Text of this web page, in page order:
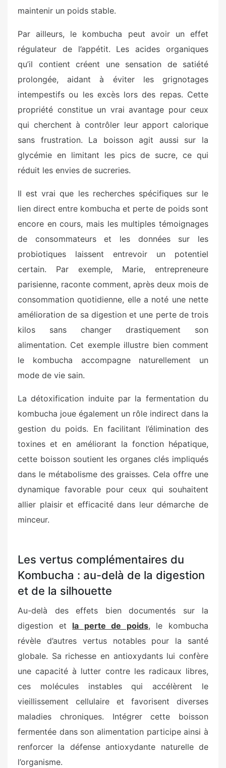
maintenir un poids stable.
Par ailleurs, le kombucha peut avoir un effet
régulateur de l’appétit. Les acides organiques
qu’il contient créent une sensation de satiété
prolongée, aidant à éviter les grignotages
intempestifs ou les excès lors des repas. Cette
propriété constitue un vrai avantage pour ceux
qui cherchent à contrôler leur apport calorique
sans frustration. La boisson agit aussi sur la
glycémie en limitant les pics de sucre, ce qui
réduit les envies de sucreries.
Il est vrai que les recherches spécifiques sur le
lien direct entre kombucha et perte de poids sont
encore en cours, mais les multiples témoignages
de consommateurs et les données sur les
probiotiques laissent entrevoir un potentiel
certain. Par exemple, Marie, entrepreneure
parisienne, raconte comment, après deux mois de
consommation quotidienne, elle a noté une nette
amélioration de sa digestion et une perte de trois
kilos sans changer drastiquement son
alimentation. Cet exemple illustre bien comment
le kombucha accompagne naturellement un
mode de vie sain.
La détoxification induite par la fermentation du
kombucha joue également un rôle indirect dans la
gestion du poids. En facilitant l’élimination des
toxines et en améliorant la fonction hépatique,
cette boisson soutient les organes clés impliqués
dans le métabolisme des graisses. Cela offre une
dynamique favorable pour ceux qui souhaitent
allier plaisir et efficacité dans leur démarche de
minceur.
Les vertus complémentaires du
Kombucha : au-delà de la digestion
et de la silhouette
Au-delà des effets bien documentés sur la
digestion et la perte de poids, le kombucha
révèle d’autres vertus notables pour la santé
globale. Sa richesse en antioxydants lui confère
une capacité à lutter contre les radicaux libres,
ces molécules instables qui accélèrent le
vieillissement cellulaire et favorisent diverses
maladies chroniques. Intégrer cette boisson
fermentée dans son alimentation participe ainsi à
renforcer la défense antioxydante naturelle de
l’organisme.